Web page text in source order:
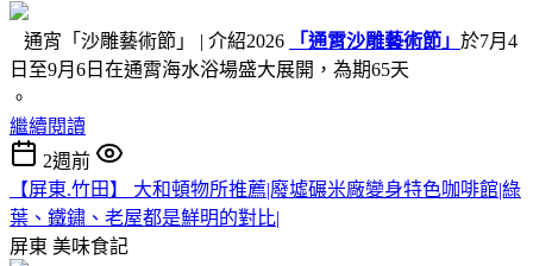
通宵「沙雕藝術節」 | 介紹2026 「通霄沙雕藝術節」 於7月4
日至9月6日在通霄海水浴場盛大展開，為期65天
。
繼續閱讀
2週前
【屏東.竹田】 大和頓物所推薦|廢墟碾米廠變身特色咖啡館|綠
葉、鐵鏽、老屋都是鮮明的對比|
屏東 美味食記